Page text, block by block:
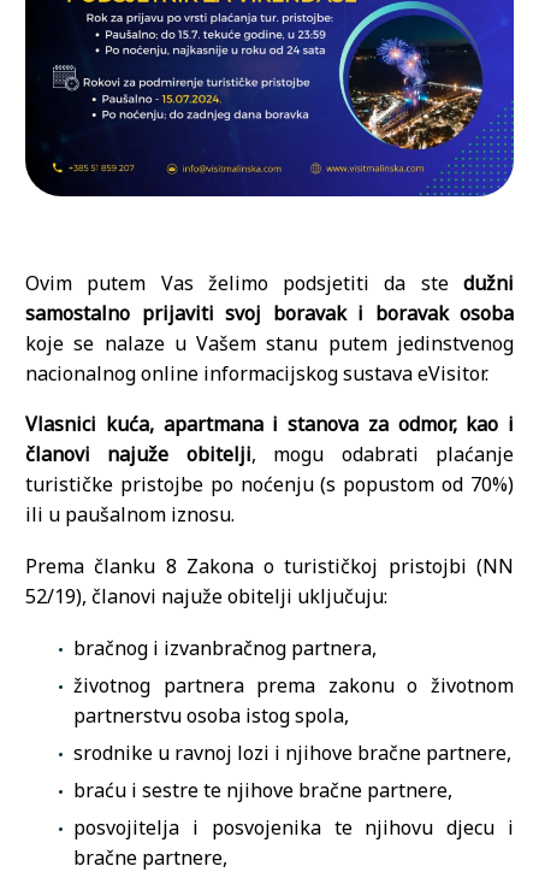
Ovim putem Vas želimo podsjetiti da ste dužni
samostalno prijaviti svoj boravak i boravak osoba
koje se nalaze u Vašem stanu putem jedinstvenog
nacionalnog online informacijskog sustava eVisitor.
Vlasnici kuća, apartmana i stanova za odmor, kao i
članovi najuže obitelji, mogu odabrati plaćanje
turističke pristojbe po noćenju (s popustom od 70%)
ili u paušalnom iznosu.
Prema članku 8 Zakona o turističkoj pristojbi (NN
52/19), članovi najuže obitelji uključuju:
bračnog i izvanbračnog partnera,
životnog partnera prema zakonu o životnom
partnerstvu osoba istog spola,
srodnike u ravnoj lozi i njihove bračne partnere,
braću i sestre te njihove bračne partnere,
posvojitelja i posvojenika te njihovu djecu i
bračne partnere,